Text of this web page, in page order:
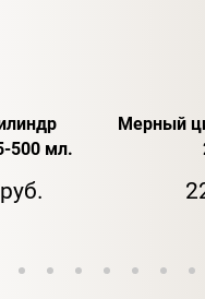
500 мл.
Мерный